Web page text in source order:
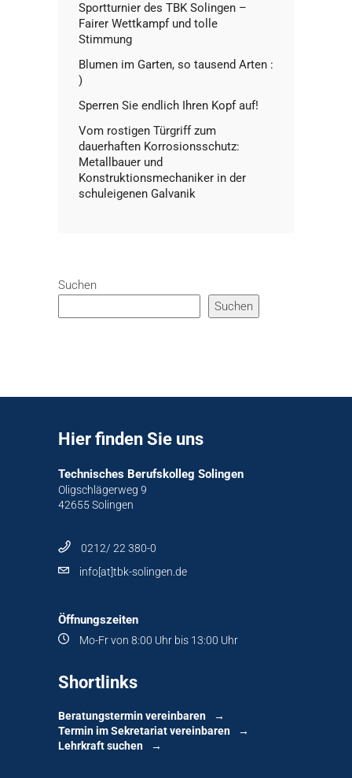
Sportturnier des TBK Solingen –
Fairer Wettkampf und tolle
Stimmung
Blumen im Garten, so tausend Arten :
)
Sperren Sie endlich Ihren Kopf auf!
Vom rostigen Türgriff zum
dauerhaften Korrosionsschutz:
Metallbauer und
Konstruktionsmechaniker in der
schuleigenen Galvanik
Suchen
Suchen
Hier finden Sie uns
Technisches Berufskolleg Solingen
Oligschlägerweg 9
42655 Solingen
0212/ 22 380-0
info[at]tbk-solingen.de
Öffnungszeiten
Mo-Fr von 8:00 Uhr bis 13:00 Uhr
Shortlinks
Beratungstermin vereinbaren
Termin im Sekretariat vereinbaren
Lehrkraft suchen